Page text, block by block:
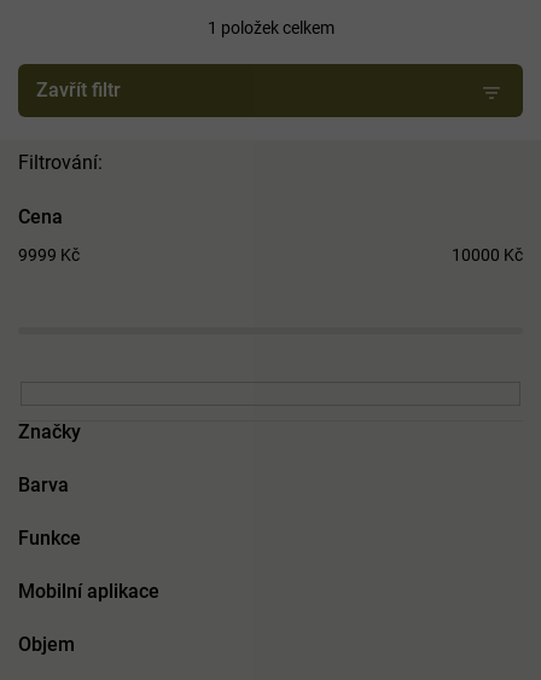
p
o
u
t
ů
1 položek celkem
Zavřít filtr
Cena
9999 Kč 10000 Kč
Značky
Barva
Funkce
Mobilní aplikace
Objem